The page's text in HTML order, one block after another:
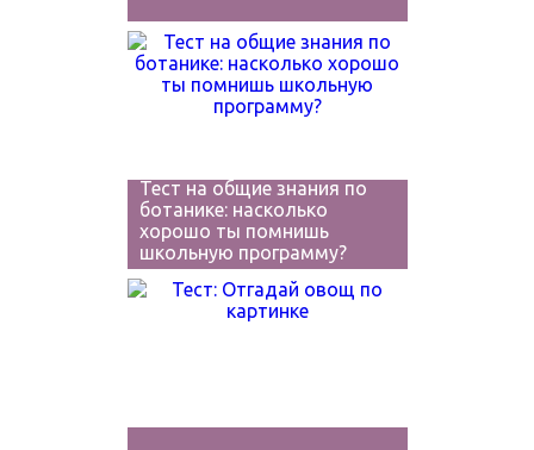
Тест на общие знания по
ботанике: насколько
хорошо ты помнишь
школьную программу?